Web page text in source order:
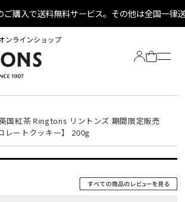
ご購入で送料無料サービス。その他は全国一律
国紅茶 Ringtons リントンズ 期間限定販売
レートクッキー】 200g